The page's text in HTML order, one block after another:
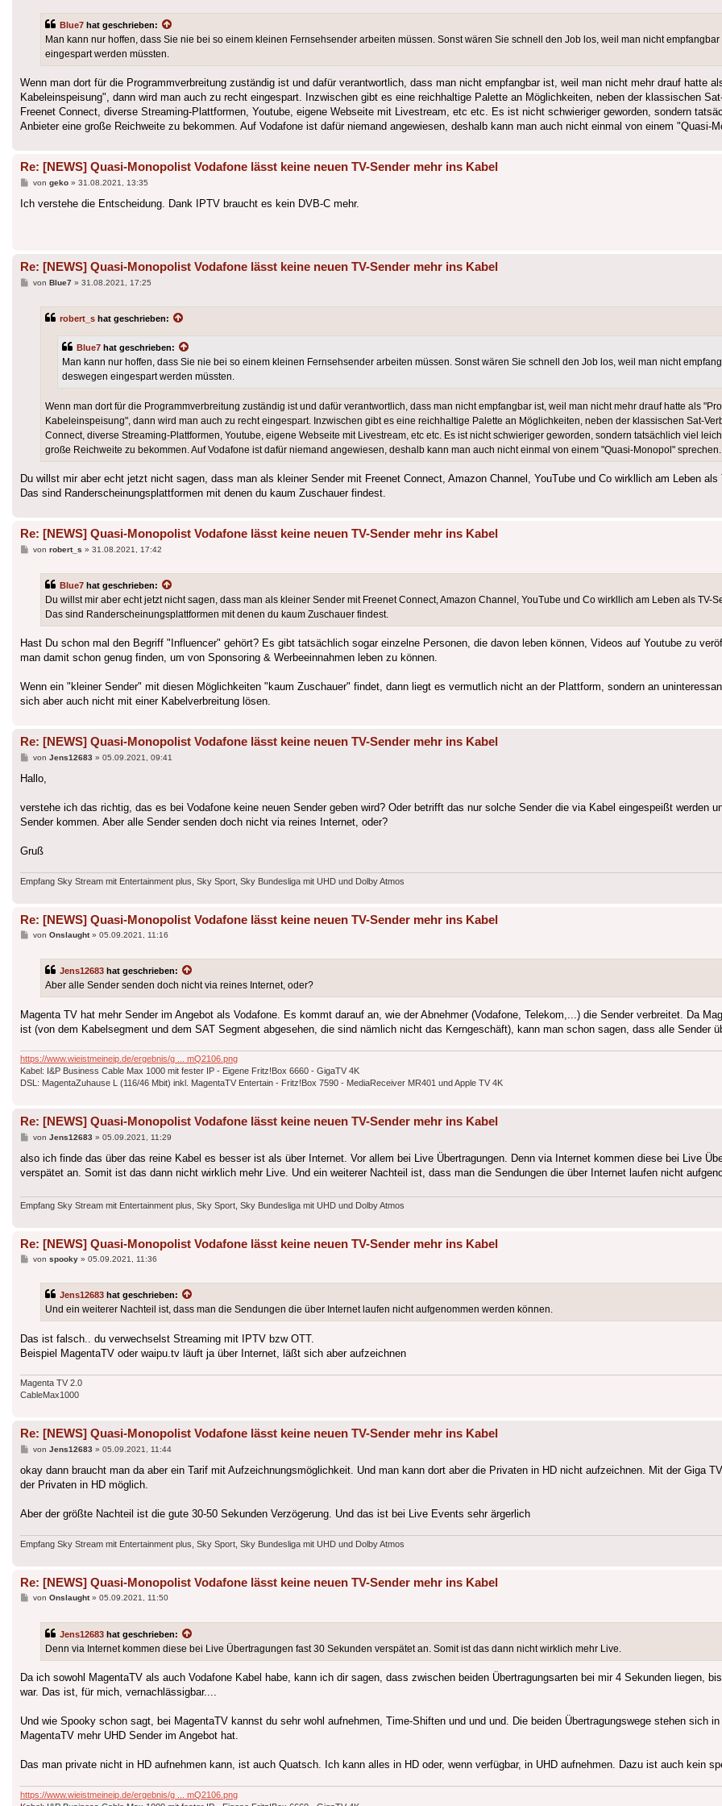
Blue7 hat geschrieben:
Man kann nur hoffen, dass Sie nie bei so einem kleinen Fernsehsender arbeiten müssen. Sonst wären Sie schnell den Job los, weil man nicht
eingespart werden müssten.
Wenn man dort für die Programmverbreitung zuständig ist und dafür verantwortlich, dass man nicht empfangbar ist, weil man nicht mehr drauf hatte
Kabeleinspeisung", dann wird man auch zu recht eingespart. Inzwischen gibt es eine reichhaltige Palette an Möglichkeiten, neben der klassischen
Freenet Connect, diverse Streaming-Plattformen, Youtube, eigene Webseite mit Livestream, etc etc. Es ist nicht schwieriger geworden, sondern
Anbieter eine große Reichweite zu bekommen. Auf Vodafone ist dafür niemand angewiesen, deshalb kann man auch nicht einmal von einem "Quasi-
Re: [NEWS] Quasi-Monopolist Vodafone lässt keine neuen TV-Sender mehr ins Kabel
Beitrag
von geko» 31.08.2021, 13:35
Ich verstehe die Entscheidung. Dank IPTV braucht es kein DVB-C mehr.
Re: [NEWS] Quasi-Monopolist Vodafone lässt keine neuen TV-Sender mehr ins Kabel
Beitrag
von Blue7» 31.08.2021, 17:25
robert_s hat geschrieben:
Blue7 hat geschrieben:
Man kann nur hoffen, dass Sie nie bei so einem kleinen Fernsehsender arbeiten müssen. Sonst wären Sie schnell den Job los, weil man nicht
deswegen eingespart werden müssten.
Wenn man dort für die Programmverbreitung zuständig ist und dafür verantwortlich, dass man nicht empfangbar ist, weil man nicht mehr drauf hatte als
Kabeleinspeisung", dann wird man auch zu recht eingespart. Inzwischen gibt es eine reichhaltige Palette an Möglichkeiten, neben der klassischen Sat-
Connect, diverse Streaming-Plattformen, Youtube, eigene Webseite mit Livestream, etc etc. Es ist nicht schwieriger geworden, sondern tatsächlich viel
große Reichweite zu bekommen. Auf Vodafone ist dafür niemand angewiesen, deshalb kann man auch nicht einmal von einem "Quasi-Monopol" sprechen.
Du willst mir aber echt jetzt nicht sagen, dass man als kleiner Sender mit Freenet Connect, Amazon Channel, YouTube und Co wirkllich am Leben als
Das sind Randerscheinungsplattformen mit denen du kaum Zuschauer findest.
Re: [NEWS] Quasi-Monopolist Vodafone lässt keine neuen TV-Sender mehr ins Kabel
Beitrag
von robert_s » 31.08.2021, 17:42
Blue7 hat geschrieben:
Du willst mir aber echt jetzt nicht sagen, dass man als kleiner Sender mit Freenet Connect, Amazon Channel, YouTube und Co wirkllich am Leben als TV-
Das sind Randerscheinungsplattformen mit denen du kaum Zuschauer findest.
Hast Du schon mal den Begriff "Influencer" gehört? Es gibt tatsächlich sogar einzelne Personen, die davon leben können, Videos auf Youtube zu
man damit schon genug finden, um von Sponsoring & Werbeeinnahmen leben zu können.
Wenn ein "kleiner Sender" mit diesen Möglichkeiten "kaum Zuschauer" findet, dann liegt es vermutlich nicht an der Plattform, sondern an
sich aber auch nicht mit einer Kabelverbreitung lösen.
Re: [NEWS] Quasi-Monopolist Vodafone lässt keine neuen TV-Sender mehr ins Kabel
Beitrag
von Jens12683 » 05.09.2021, 09:41
Hallo,
verstehe ich das richtig, das es bei Vodafone keine neuen Sender geben wird? Oder betrifft das nur solche Sender die via Kabel eingespeißt werden
Sender kommen. Aber alle Sender senden doch nicht via reines Internet, oder?
Gruß
Empfang Sky Stream mit Entertainment plus, Sky Sport, Sky Bundesliga mit UHD und Dolby Atmos
Re: [NEWS] Quasi-Monopolist Vodafone lässt keine neuen TV-Sender mehr ins Kabel
Beitrag
von Onslaught» 05.09.2021, 11:16
Jens12683 hat geschrieben:
Aber alle Sender senden doch nicht via reines Internet, oder?
Magenta TV hat mehr Sender im Angebot als Vodafone. Es kommt darauf an, wie der Abnehmer (Vodafone, Telekom,...) die Sender verbreitet. Da
ist (von dem Kabelsegment und dem SAT Segment abgesehen, die sind nämlich nicht das Kerngeschäft), kann man schon sagen, dass alle Sender
https://www.wieistmeineip.de/ergebnis/g ... mQ2106.png
Kabel: I&P Business Cable Max 1000 mit fester IP - Eigene Fritz!Box 6660 - GigaTV 4K
DSL: MagentaZuhause L (116/46 Mbit) inkl. MagentaTV Entertain - Fritz!Box 7590 - MediaReceiver MR401 und Apple TV 4K
Re: [NEWS] Quasi-Monopolist Vodafone lässt keine neuen TV-Sender mehr ins Kabel
Beitrag
von Jens12683 » 05.09.2021, 11:29
also ich finde das über das reine Kabel es besser ist als über Internet. Vor allem bei Live Übertragungen. Denn via Internet kommen diese bei Live
verspätet an. Somit ist das dann nicht wirklich mehr Live. Und ein weiterer Nachteil ist, dass man die Sendungen die über Internet laufen nicht
Empfang Sky Stream mit Entertainment plus, Sky Sport, Sky Bundesliga mit UHD und Dolby Atmos
Re: [NEWS] Quasi-Monopolist Vodafone lässt keine neuen TV-Sender mehr ins Kabel
Beitrag
von spooky» 05.09.2021, 11:36
Jens12683 hat geschrieben:
Und ein weiterer Nachteil ist, dass man die Sendungen die über Internet laufen nicht aufgenommen werden können.
Das ist falsch.. du verwechselst Streaming mit IPTV bzw OTT.
Beispiel MagentaTV oder waipu.tv läuft ja über Internet, läßt sich aber aufzeichnen
Magenta TV 2.0
CableMax1000
Re: [NEWS] Quasi-Monopolist Vodafone lässt keine neuen TV-Sender mehr ins Kabel
Beitrag
von Jens12683 » 05.09.2021, 11:44
okay dann braucht man da aber ein Tarif mit Aufzeichnungsmöglichkeit. Und man kann dort aber die Privaten in HD nicht aufzeichnen. Mit der Giga
der Privaten in HD möglich.
Aber der größte Nachteil ist die gute 30-50 Sekunden Verzögerung. Und das ist bei Live Events sehr ärgerlich
Empfang Sky Stream mit Entertainment plus, Sky Sport, Sky Bundesliga mit UHD und Dolby Atmos
Re: [NEWS] Quasi-Monopolist Vodafone lässt keine neuen TV-Sender mehr ins Kabel
Beitrag
von Onslaught» 05.09.2021, 11:50
Jens12683 hat geschrieben:
Denn via Internet kommen diese bei Live Übertragungen fast 30 Sekunden verspätet an. Somit ist das dann nicht wirklich mehr Live.
Da ich sowohl MagentaTV als auch Vodafone Kabel habe, kann ich dir sagen, dass zwischen beiden Übertragungsarten bei mir 4 Sekunden liegen,
war. Das ist, für mich, vernachlässigbar....
Und wie Spooky schon sagt, bei MagentaTV kannst du sehr wohl aufnehmen, Time-Shiften und und und. Die beiden Übertragungswege stehen sich
MagentaTV mehr UHD Sender im Angebot hat.
Das man private nicht in HD aufnehmen kann, ist auch Quatsch. Ich kann alles in HD oder, wenn verfügbar, in UHD aufnehmen. Dazu ist auch kein
https://www.wieistmeineip.de/ergebnis/g ... mQ2106.png